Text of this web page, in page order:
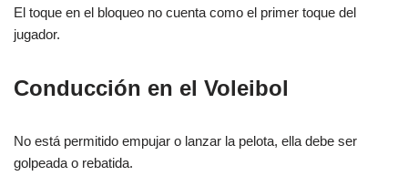
El toque en el bloqueo no cuenta como el primer toque del
jugador.
Conducción en el Voleibol
No está permitido empujar o lanzar la pelota, ella debe ser
golpeada o rebatida.